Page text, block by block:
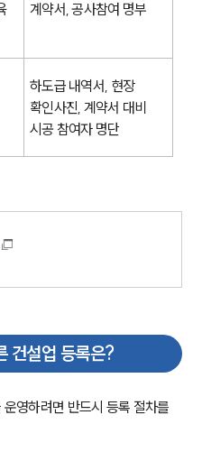
료
보도
항
로슈어
담예약
계약서, 공사참여 명부
하도급 내역서, 현장
확인사진, 계약서 대비
시공 참여자 명단
건설업 등록은?
영하려면 반드시 등록 절차를